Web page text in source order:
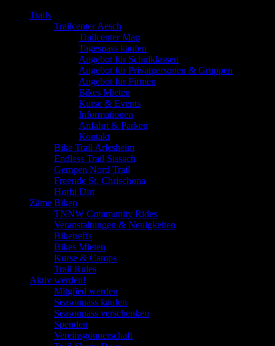
Trails
Trailcenter Aesch
Trailcenter Map
Tagespass kaufen
Angebot für Schulklassen
Angebot für Privatpersonen & Gruppen
Angebot für Firmen
Bikes Mieten
Kurse & Events
Informationen
Anfahrt & Parken
Kontakt
Bike Trail Arlesheim
Endless Trail Sissach
Gempen Nord Trail
Freeride St. Chrischona
Horbi Dirt
Zäme Biken
TNNW Community Rides
Veranstaltungen & Neuigkeiten
Biketreffs
Bikes Mieten
Kurse & Camps
Trail Rules
Aktiv werden!
Mitglied werden
Seasonpass kaufen
Seasonpass verschenken
Spenden
Vereinsgönnerschaft